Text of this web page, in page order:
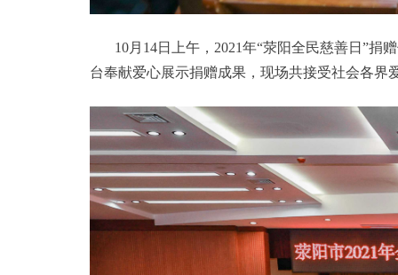
10月14日上午，2021年“荥阳全民慈善日”捐
台奉献爱心展示捐赠成果，现场共接受社会各界